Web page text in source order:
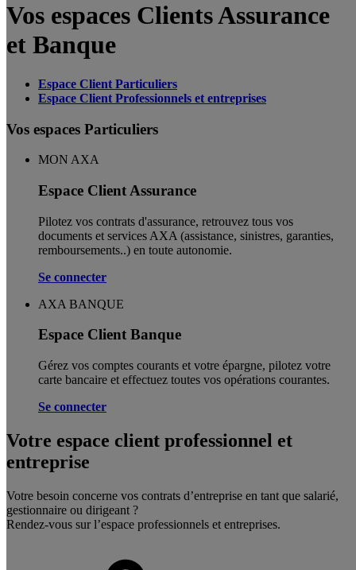
Vos espaces Clients Assurance
et Banque
Espace Client Particuliers
Espace Client Professionnels et entreprises
Vos espaces Particuliers
MON AXA
Espace Client Assurance
Pilotez vos contrats d'assurance, retrouvez tous vos
documents et services AXA (assistance, sinistres, garanties,
remboursements..) en toute autonomie. ​
Se connecter
AXA BANQUE
Espace Client Banque
Gérez vos comptes courants et votre épargne, pilotez votre
carte bancaire et effectuez toutes vos opérations courantes.
Se connecter
Votre espace client professionnel et
entreprise
Votre besoin concerne vos contrats d’entreprise en tant que salarié,
gestionnaire ou dirigeant ?
Rendez-vous sur l’espace professionnels et entreprises.